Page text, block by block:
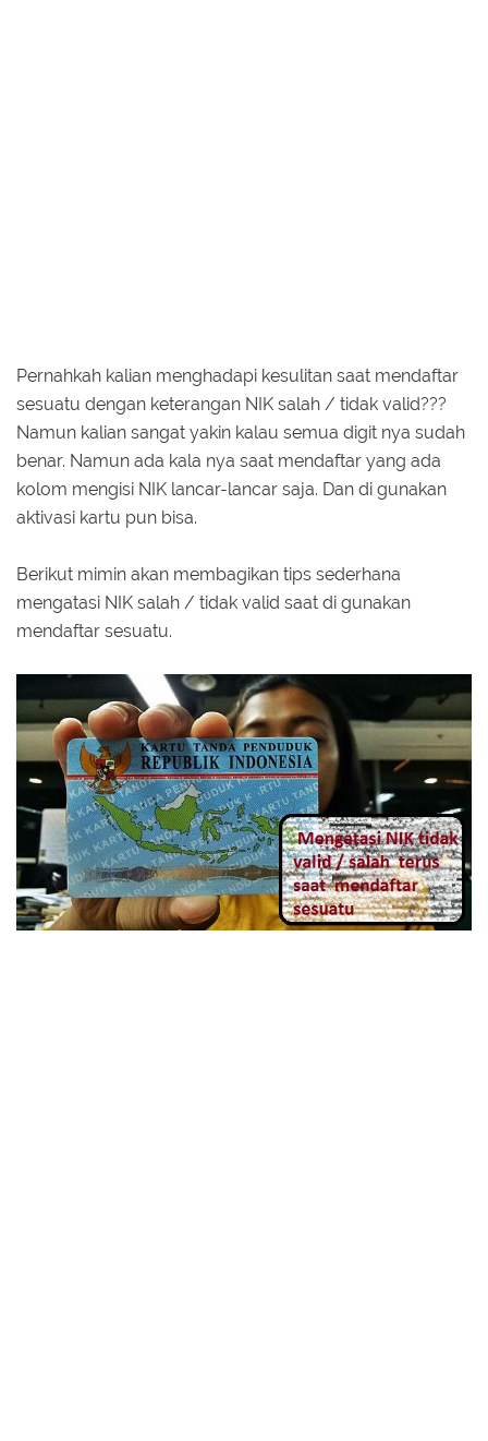
Pernahkah kalian menghadapi kesulitan saat mendaftar
sesuatu dengan keterangan NIK salah / tidak valid???
Namun kalian sangat yakin kalau semua digit nya sudah
benar. Namun ada kala nya saat mendaftar yang ada
kolom mengisi NIK lancar-lancar saja. Dan di gunakan
aktivasi kartu pun bisa.
Berikut mimin akan membagikan tips sederhana
mengatasi NIK salah / tidak valid saat di gunakan
mendaftar sesuatu.